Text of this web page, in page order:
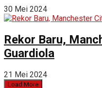
30 Mei 2024
Rekor Baru,
Guardiola
21 Mei 2024
Load More